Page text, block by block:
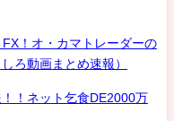
！オ・カマトレーダーの
ろ動画まとめ速報）
！ネット乞食DE2000万